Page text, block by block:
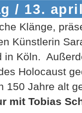
/ 13.
Klänge,
Künstlerin
in Köln.
Holocaust
150 Jahre alt
mit Tobias